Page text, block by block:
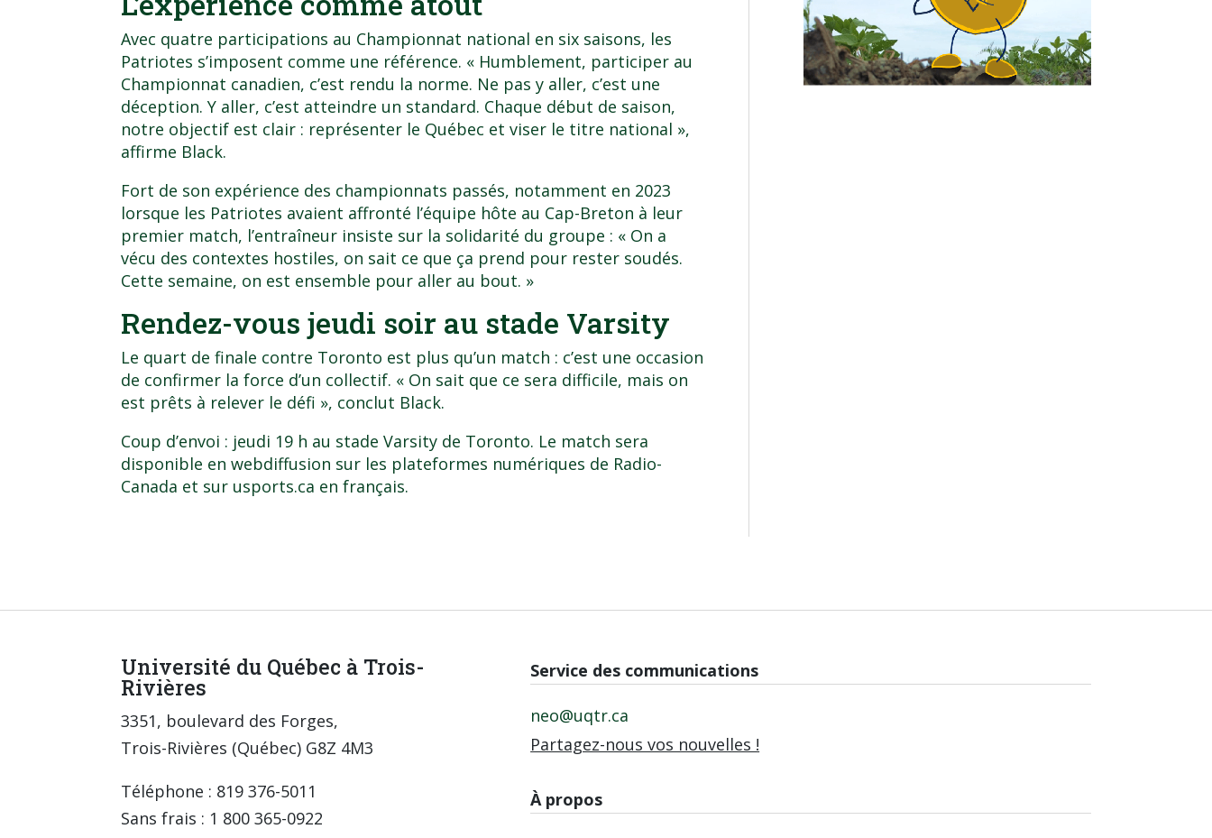
Avec quatre participations au Championnat national en six saisons, les
Patriotes s’imposent comme une référence. « Humblement, participer au
Championnat canadien, c’est rendu la norme. Ne pas y aller, c’est une
déception. Y aller, c’est atteindre un standard. Chaque début de saison,
notre objectif est clair : représenter le Québec et viser le titre national »,
affirme Black.
Fort de son expérience des championnats passés, notamment en 2023
lorsque les Patriotes avaient affronté l’équipe hôte au Cap-Breton à leur
premier match, l’entraîneur insiste sur la solidarité du groupe : « On a
vécu des contextes hostiles, on sait ce que ça prend pour rester soudés.
Cette semaine, on est ensemble pour aller au bout. »
Rendez-vous jeudi soir au stade Varsity
Le quart de finale contre Toronto est plus qu’un match : c’est une occasion
de confirmer la force d’un collectif. « On sait que ce sera difficile, mais on
est prêts à relever le défi », conclut Black.
Coup d’envoi : jeudi 19 h au stade Varsity de Toronto. Le match sera
disponible en webdiffusion sur les plateformes numériques de Radio-
Canada et sur usports.ca en français.
Université du Québec à Trois-
Rivières
3351, boulevard des Forges,
Trois-Rivières (Québec) G8Z 4M3
Téléphone : 819 376-5011
Sans frais : 1 800 365-0922
Service des communications
neo@uqtr.ca
Partagez-nous vos nouvelles !
À propos